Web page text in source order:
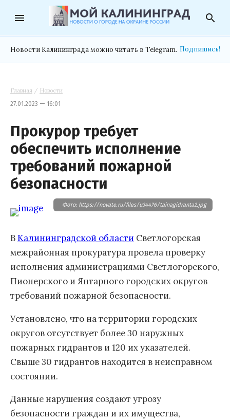
menu search
Новости Калининграда можно читать в Telegram. Подпишись!
Главная / Новости
27.01.2023 — 16:01
Прокурор требует
обеспечить исполнение
требований пожарной
безопасности
Фото: https://novate.ru/files/u34476/tainagidranta2.jpg
ВКалининградской области Светлогорская
межрайонная прокуратура провела проверку
исполнения администрациями Светлогорского,
Пионерского и Янтарного городских округов
требований пожарной безопасности.
Установлено, что на территории городских
округов отсутствует более 30 наружных
пожарных гидрантов и 120 их указателей.
Свыше 30 гидрантов находится в неисправном
состоянии.
Данные нарушения создают угрозу
безопасности граждан и их имущества,